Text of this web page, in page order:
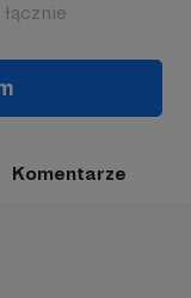
łącznie
Komentarze